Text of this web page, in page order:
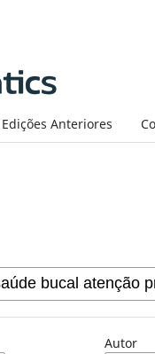
Edições Anteriores
Autor